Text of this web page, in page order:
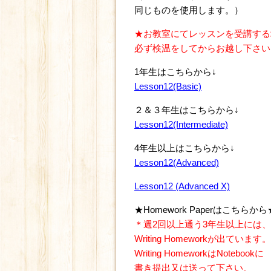
同じものを使用します。）
★お教室にてレッスンを受講する
必ず検温をしてからお越し下さい
1年生はこちらから↓
Lesson12(Basic)
２＆３年生はこちらから↓
Lesson12(Intermediate)
4年生以上はこちらから↓
Lesson12(Advanced)
Lesson12 (Advanced X)
★Homework Paperはこちらか
＊週2回以上通う3年生以上には、
Writing Homeworkが出ています。
Writing HomeworkはNotebookに
書き提出又は送って下さい。